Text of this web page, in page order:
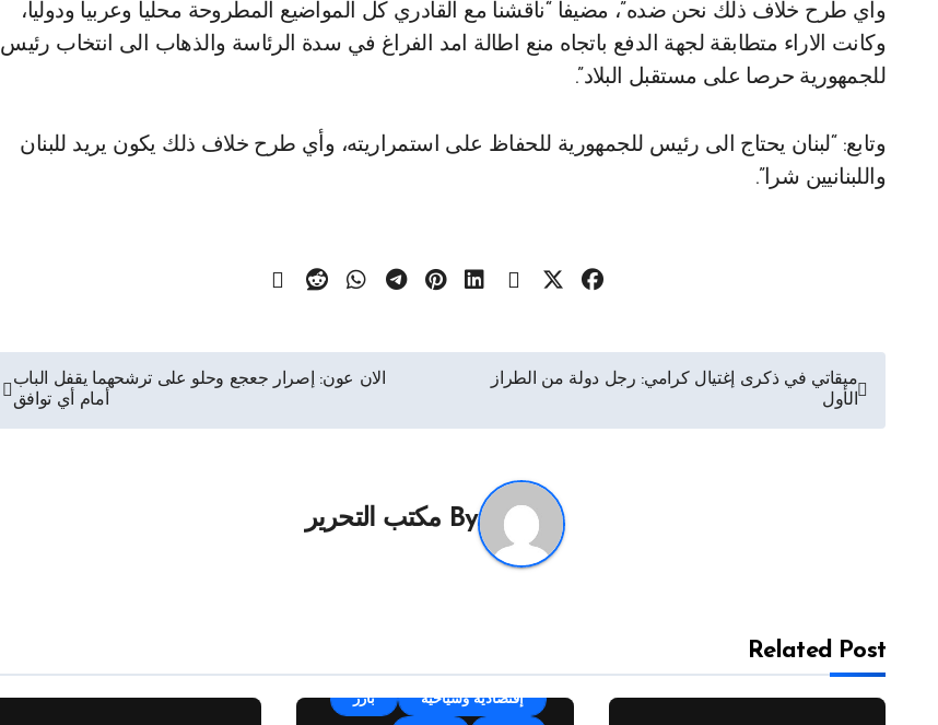
وأي طرح خلاف ذلك نحن ضده”، مضيفا “ناقشنا مع القادري كل المواضيع المطروحة محليا وعربيا ودوليا،
وكانت الاراء متطابقة لجهة الدفع باتجاه منع اطالة امد الفراغ في سدة الرئاسة والذهاب الى انتخاب رئيس
للجمهورية حرصا على مستقبل البلاد”.
وتابع: “لبنان يحتاج الى رئيس للجمهورية للحفاظ على استمراريته، وأي طرح خلاف ذلك يكون يريد للبنان
واللبنانيين شرا”.
تصفّح
المقالات
ميقاتي في ذكرى إغتيال كرامي: رجل دولة من الطراز
الأول
الان عون: إصرار جعجع وحلو على ترشحهما يقفل الباب
أمام أي توافق
By مكتب التحرير
Related Post
إقتصادية وسياحية بارز